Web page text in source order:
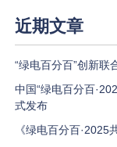
近期文章
“绿电百分百”创新联
中国“绿电百分百
式发布
《绿电百分百·2025